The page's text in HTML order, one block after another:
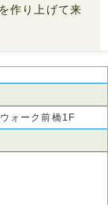
作り上げて来
ォーク前橋1F